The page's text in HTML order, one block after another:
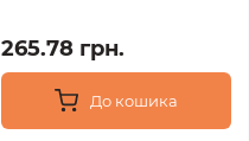
265.78 грн.
До кошика